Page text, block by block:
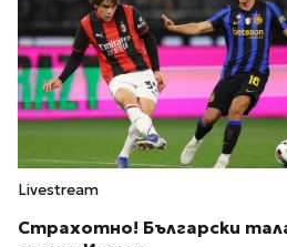
Livestream
Страхотно! Български